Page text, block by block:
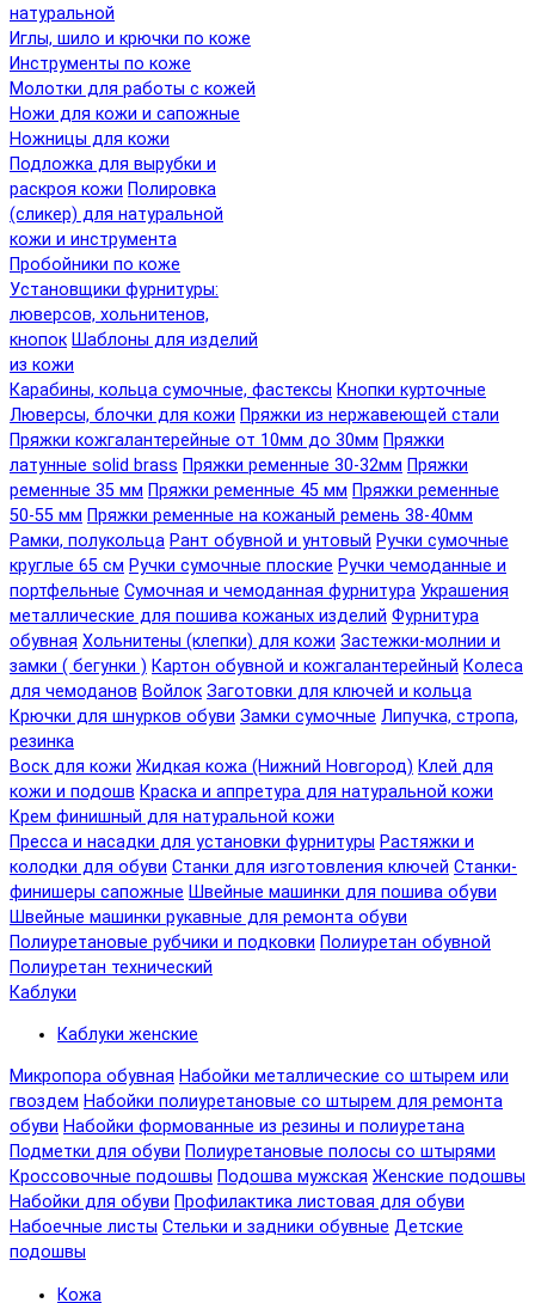
натуральной
Иглы, шило и крючки по коже
Инструменты по коже
Молотки для работы с кожей
Ножи для кожи и сапожные
Ножницы для кожи
Подложка для вырубки и
раскроя кожи Полировка
(сликер) для натуральной
кожи и инструмента
Пробойники по коже
Установщики фурнитуры:
люверсов, хольнитенов,
кнопок Шаблоны для изделий
из кожи
Карабины, кольца сумочные, фастексы Кнопки курточные
Люверсы, блочки для кожи Пряжки из нержавеющей стали
Пряжки кожгалантерейные от 10мм до 30мм Пряжки
латунные solid brass Пряжки ременные 30-32мм Пряжки
ременные 35 мм Пряжки ременные 45 мм Пряжки ременные
50-55 мм Пряжки ременные на кожаный ремень 38-40мм
Рамки, полукольца Рант обувной и унтовый Ручки сумочные
круглые 65 см Ручки сумочные плоские Ручки чемоданные и
портфельные Сумочная и чемоданная фурнитура Украшения
металлические для пошива кожаных изделий Фурнитура
обувная Хольнитены (клепки) для кожи Застежки-молнии и
замки ( бегунки ) Картон обувной и кожгалантерейный Колеса
для чемоданов Войлок Заготовки для ключей и кольца
Крючки для шнурков обуви Замки сумочные Липучка, стропа,
резинка
Воск для кожи Жидкая кожа (Нижний Новгород) Клей для
кожи и подошв Краска и аппретура для натуральной кожи
Крем финишный для натуральной кожи
Пресса и насадки для установки фурнитуры Растяжки и
колодки для обуви Станки для изготовления ключей Станки-
финишеры сапожные Швейные машинки для пошива обуви
Швейные машинки рукавные для ремонта обуви
Полиуретановые рубчики и подковки Полиуретан обувной
Полиуретан технический
Каблуки
Каблуки женские
Микропора обувная Набойки металлические со штырем или
гвоздем Набойки полиуретановые со штырем для ремонта
обуви Набойки формованные из резины и полиуретана
Подметки для обуви Полиуретановые полосы со штырями
Кроссовочные подошвы Подошва мужская Женские подошвы
Набойки для обуви Профилактика листовая для обуви
Набоечные листы Стельки и задники обувные Детские
подошвы
Кожа